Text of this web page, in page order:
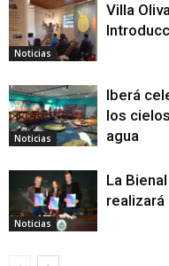
Noticias
Villa
Noticias
Iberá
los
agua
Noticias
La
realizará